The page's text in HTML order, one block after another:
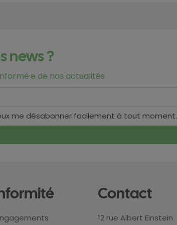
news ?
de nos actualités
me désabonner facilement à tout moment.
Contact
12 rue Albert Einstein